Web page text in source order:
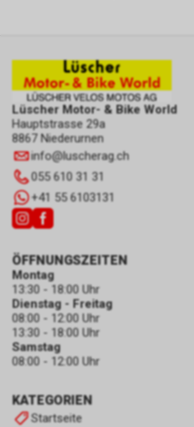
Lüscher Motor- & Bike World
Hauptstrasse 29a
8867 Niederurnen
info@luscherag.ch
055 610 31 31
+41 55 6103131
KATEGORIEN
Startseite
ÖFFNUNGSZEITEN
Montag
13:30 - 18:00 Uhr
Dienstag - Freitag
08:00 - 12:00 Uhr
13:30 - 18:00 Uhr
Samstag
08:00 - 12:00 Uhr